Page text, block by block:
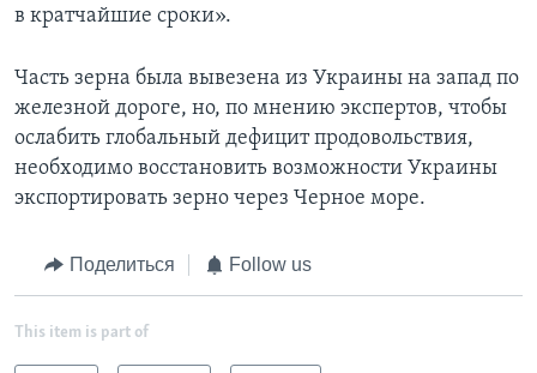
в кратчайшие сроки».
Часть зерна была вывезена из Украины на запад по
железной дороге, но, по мнению экспертов, чтобы
ослабить глобальный дефицит продовольствия,
необходимо восстановить возможности Украины
экспортировать зерно через Черное море.
Поделиться Follow us
This item is part of